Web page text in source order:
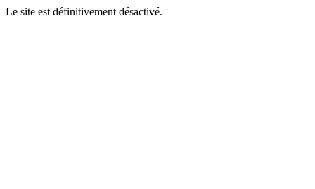
Le site est définitivement désactivé.